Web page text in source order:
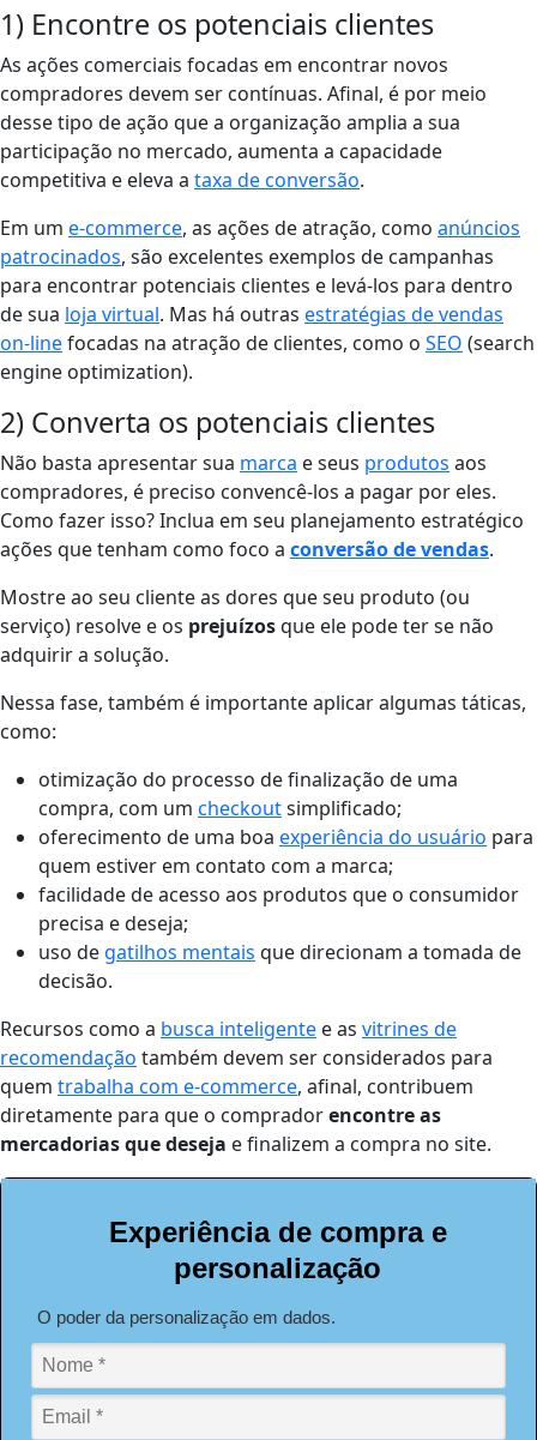
1) Encontre os potenciais clientes
As ações comerciais focadas em encontrar novos
compradores devem ser contínuas. Afinal, é por meio
desse tipo de ação que a organização amplia a sua
participação no mercado, aumenta a capacidade
competitiva e eleva a taxa de conversão.
Em um e-commerce, as ações de atração, como anúncios
patrocinados, são excelentes exemplos de campanhas
para encontrar potenciais clientes e levá-los para dentro
de sua loja virtual. Mas há outras estratégias de vendas
on-linefocadas na atração de clientes, como o SEO (search
engine optimization).
2) Converta os potenciais clientes
Não basta apresentar sua marca e seus produtos aos
compradores, é preciso convencê-los a pagar por eles.
Como fazer isso? Inclua em seu planejamento estratégico
ações que tenham como foco a conversão de vendas.
Mostre ao seu cliente as dores que seu produto (ou
serviço) resolve e os prejuízosque ele pode ter se não
adquirir a solução.
Nessa fase, também é importante aplicar algumas táticas,
como:
otimização do processo de finalização de uma
compra, com um checkoutsimplificado;
oferecimento de uma boa experiência do usuário para
quem estiver em contato com a marca;
facilidade de acesso aos produtos que o consumidor
precisa e deseja;
uso de gatilhos mentais que direcionam a tomada de
decisão.
Recursos como a busca inteligente e as vitrines de
recomendação também devem ser considerados para
quem trabalha com e-commerce, afinal, contribuem
diretamente para que o compradorencontre as
mercadorias que deseja e finalizem a compra no site.
Experiência de compra e
personalização
O poder da personalização em dados.